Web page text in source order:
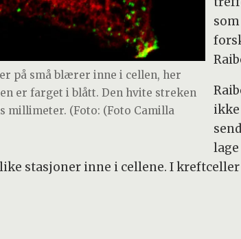
på små blærer inne i cellen, her
er farget i blått. Den hvite streken
millimeter. (Foto: (Foto Camilla
ikke
stasjoner inne i cellene. I